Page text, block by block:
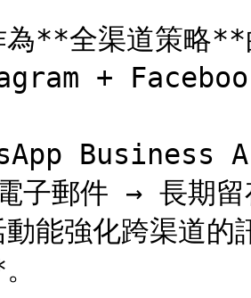
**全渠道策略**
能強化跨渠道的